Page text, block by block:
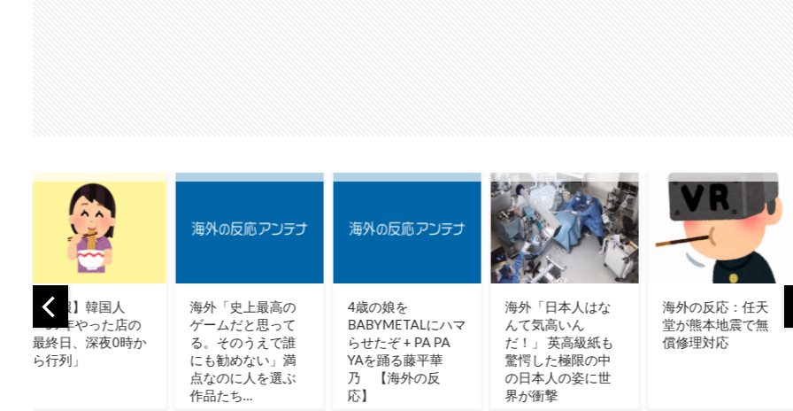
4歳の娘を
BABYMETALにハマ
らせたぞ + PA PA
YAを踊る藤平華
乃 【海外の反
応】
海外「日本人はな
んて気高いん
だ！」 英高級紙も
驚愕した極限の中
の日本人の姿に世
界が衝撃
海外の反応：任天
堂が熊本地震で無
償修理対応
韓国人「この夏、
韓国人が東京へ行
くしかない理由が
海外「史上最高の
ゲームだと思って
る。そのうえで誰
にも勧めない」満